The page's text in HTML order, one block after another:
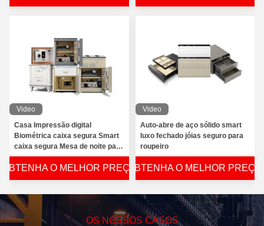
Video
Casa Impressão digital
Biométrica caixa segura Smart
caixa segura Mesa de noite para
a segurança
OBTENHA O MELHOR PREÇO
Video
Auto-abre de aço sólido smart
luxo fechado jóias seguro para
roupeiro
OBTENHA O MELHOR PREÇO
OS NOSSOS CASOS